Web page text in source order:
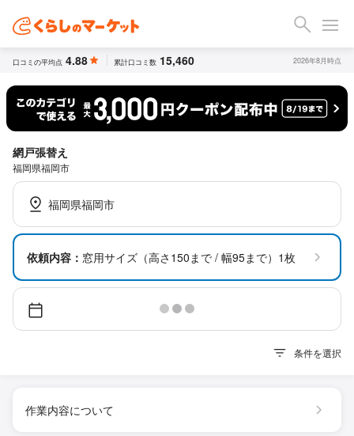
口コミの平均点 4.88 累計口コミ数 15,460 2026年8月時点
網戸張替え
福岡県福岡市
福岡県福岡市
依頼内容： 窓用サイズ（高さ150まで / 幅95まで）1枚
条件を選択
作業内容について